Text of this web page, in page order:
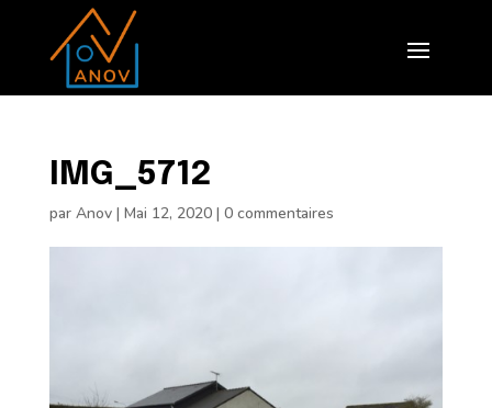
IMG_5712
par Anov| Mai 12, 2020| 0 commentaires